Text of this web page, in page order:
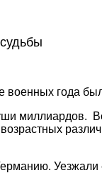
года
миллиардов.